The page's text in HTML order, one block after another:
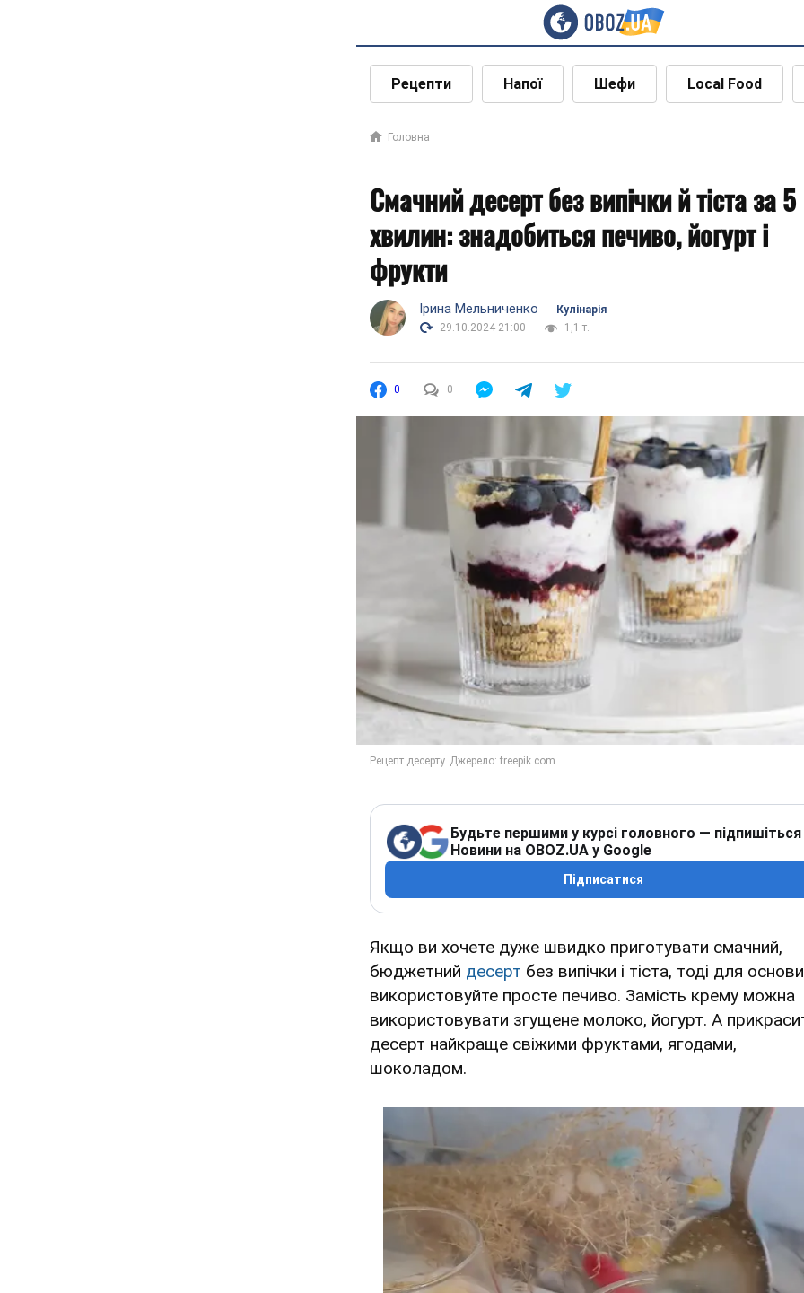
Рецепти Напої Шефи Local Food
Головна
Смачний десерт без випічки й тіста за 5
хвилин: знадобиться печиво, йогурт і
фрукти
Ірина Мельниченко
Кулінарія
29.10.2024 21:00
1,1 т.
0 0
Будьте першими у курсі головного — підпишіться
Новини на OBOZ.UA у Google
Підписатися
Якщо ви хочете дуже швидко приготувати смачний,
бюджетний десерт без випічки і тіста, тоді для основи
використовуйте просте печиво. Замість крему можна
використовувати згущене молоко, йогурт. А
десерт найкраще свіжими фруктами, ягодами,
шоколадом.